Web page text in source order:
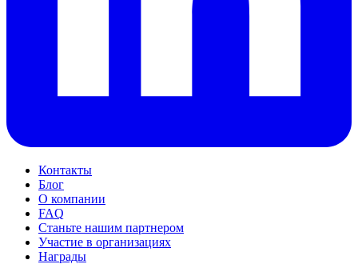
Контакты
Блог
О компании
FAQ
Станьте нашим партнером
Участие в организациях
Награды